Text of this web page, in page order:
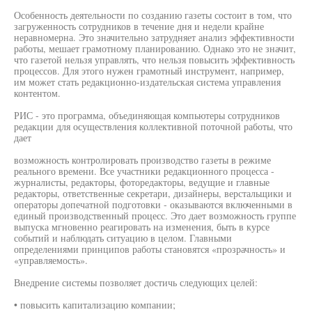
Особенность деятельности по созданию газеты состоит в том, что
загруженность сотрудников в течение дня и недели крайне
неравномерна. Это значительно затрудняет анализ эффективности
работы, мешает грамотному планированию. Однако это не значит,
что газетой нельзя управлять, что нельзя повысить эффективность
процессов. Для этого нужен грамотный инструмент, например,
им может стать редакционно-издательская система управления
контентом.
РИС - это программа, объединяющая компьютеры сотрудников
редакции для осуществления коллективной поточной работы, что
дает
возможность контролировать производство газеты в режиме
реального времени. Все участники редакционного процесса -
журналисты, редакторы, фоторедакторы, ведущие и главные
редакторы, ответственные секретари, дизайнеры, верстальщики и
операторы допечатной подготовки - оказываются включенными в
единый производственный процесс. Это дает возможность группе
выпуска мгновенно реагировать на изменения, быть в курсе
событий и наблюдать ситуацию в целом. Главными
определениями принципов работы становятся «прозрачность» и
«управляемость».
Внедрение системы позволяет достичь следующих целей:
• повысить капитализацию компании;